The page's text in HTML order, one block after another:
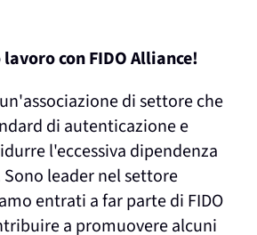
con FIDO Alliance!
di settore che
di autenticazione e
l'eccessiva dipendenza
leader nel settore
entrati a far parte di FIDO
a promuovere alcuni